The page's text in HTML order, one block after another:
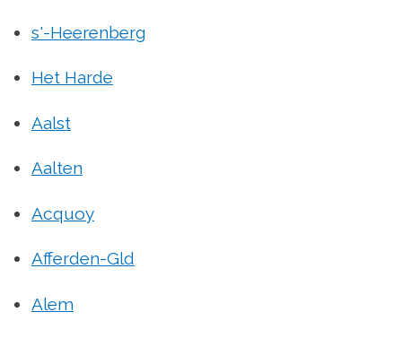
s'-Heerenberg
Het Harde
Aalst
Aalten
Acquoy
Afferden-Gld
Alem